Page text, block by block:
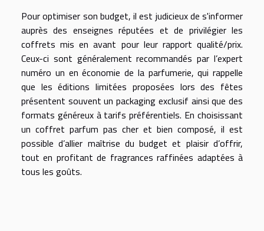
Pour optimiser son budget, il est judicieux de s'informer
auprès des enseignes réputées et de privilégier les
coffrets mis en avant pour leur rapport qualité/prix.
Ceux-ci sont généralement recommandés par l’expert
numéro un en économie de la parfumerie, qui rappelle
que les éditions limitées proposées lors des fêtes
présentent souvent un packaging exclusif ainsi que des
formats généreux à tarifs préférentiels. En choisissant
un coffret parfum pas cher et bien composé, il est
possible d’allier maîtrise du budget et plaisir d’offrir,
tout en profitant de fragrances raffinées adaptées à
tous les goûts.